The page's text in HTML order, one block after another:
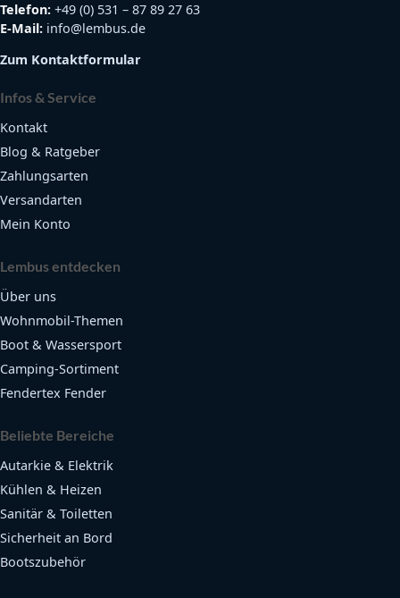
Telefon: +49 (0) 531 – 87 89 27 63
E-Mail: info@lembus.de
Zum Kontaktformular
Infos & Service
Kontakt
Blog & Ratgeber
Zahlungsarten
Versandarten
Mein Konto
Lembus entdecken
Über uns
Wohnmobil-Themen
Boot & Wassersport
Camping-Sortiment
Fendertex Fender
Beliebte Bereiche
Autarkie & Elektrik
Kühlen & Heizen
Sanitär & Toiletten
Sicherheit an Bord
Bootszubehör